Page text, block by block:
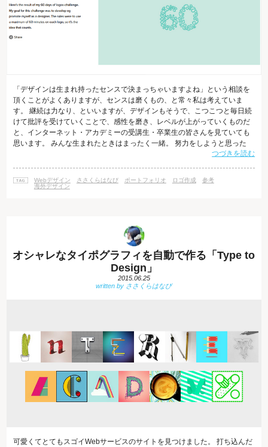
「デザインは生まれ持ったセンスで決まっちゃいますよね」という相談を
頂くことがよくありますが、センスは磨くもの、と常々私は考えていま
す。 継続は力なり、といいますが、デザインもそうで、こつこつと毎日続
けて批評を受けていくことで、感性を磨き、レベルが上がっていくものだ
と、インターネット・アカデミーの受講生・卒業生の皆さんを見ていても
思います。 みんな生まれたときはまったく一緒。 努力をしようと思った
ら、その日から自分のセンスや知識を「継続して」磨いていくことが大事
ものにする。 その作業を忘れずに続けられる人でありたい、そう思いま
す。 閑話休題。 今日は、ロゴデザインを60日間作り続けたノルウェーのデ
つづきを読む
Webデザイン ささくらはなび ポートフォリオ ロゴ作成
参考
海外デザイン
オシャレなタイポグラフィを自動で作る「Type to
Design」
2015.06.25
可愛くてとてもスゴイWebサービスのサイトを見つけました。 打ち込んだ